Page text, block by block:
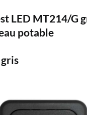
LED MT214/G
potable